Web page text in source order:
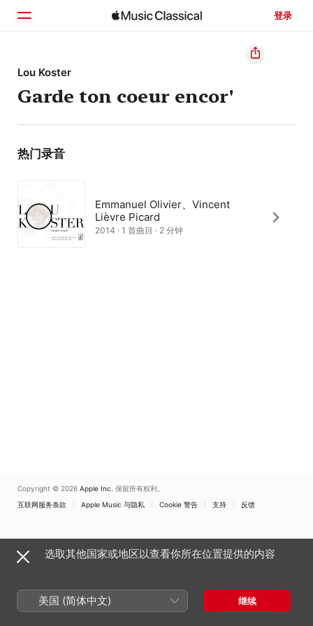
登录
主页
浏览
搜索
Lou Koster
Garde ton coeur encor'
热门录音
Emmanuel Olivier、Vincent
Lièvre Picard
2014 · 1 首曲目 · 2 分钟
Copyright © 2026 Apple Inc. 保留所有权利。
互联网服务条款
Apple Music 与隐私 Cookie 警告 支持 反馈
选取其他国家或地区以查看你所在位置提供的内容
美国 (简体中文) 继续